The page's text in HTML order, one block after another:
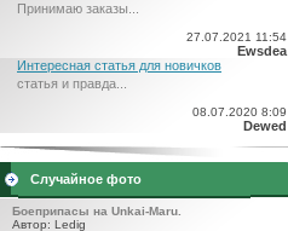
Принимаю заказы...
27.07.2021 11:54
Ewsdea
Интересная статья для новичков
статья и правда...
08.07.2020 8:09
Dewed
Случайное фото
Боеприпасы на Unkai-Maru.
Автор: Ledig